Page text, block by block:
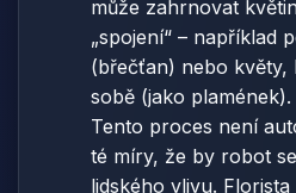
může zahrnovat
„spojení“ – například
(břečťan) nebo květy,
sobě (jako plamének).
Tento proces není
té míry, že by robot
lidského vlivu.